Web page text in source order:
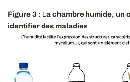
Figure 3 : La chambre humide, un
identifier des maladies